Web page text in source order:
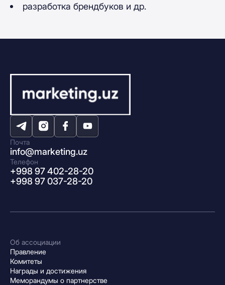
разработка брендбуков и др.
Почта
info@marketing.uz
Телефон
+998 97 402-28-20
+998 97 037-28-20
Об ассоциации
Правление
Комитеты
Награды и достижения
Меморандумы о партнерстве